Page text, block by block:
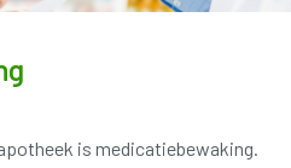
is medicatiebewaking.